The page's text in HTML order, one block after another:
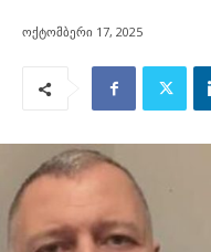
ოქტომბერი 17, 2025